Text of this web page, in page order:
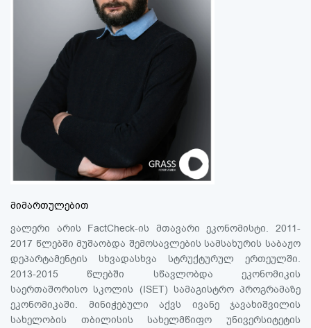
მიმართულებით
ვალერი არის FactCheck-ის მთავარი ეკონომისტი. 2011-
2017 წლებში მუშაობდა შემოსავლების სამსახურის საბაჟო
დეპარტამენტის სხვადასხვა სტრუქტურულ ერთეულში.
2013-2015 წლებში სწავლობდა ეკონომიკის
საერთაშორისო სკოლის (ISET) სამაგისტრო პროგრამაზე
ეკონომიკაში. მინიჭებული აქვს ივანე ჯავახიშვილის
სახელობის თბილისის სახელმწიფო უნივერსიტეტის